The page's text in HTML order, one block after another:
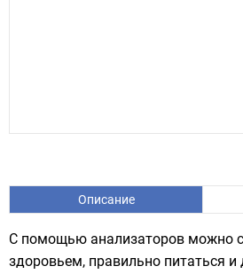
Описание
С помощью анализаторов можно
здоровьем, правильно питаться и